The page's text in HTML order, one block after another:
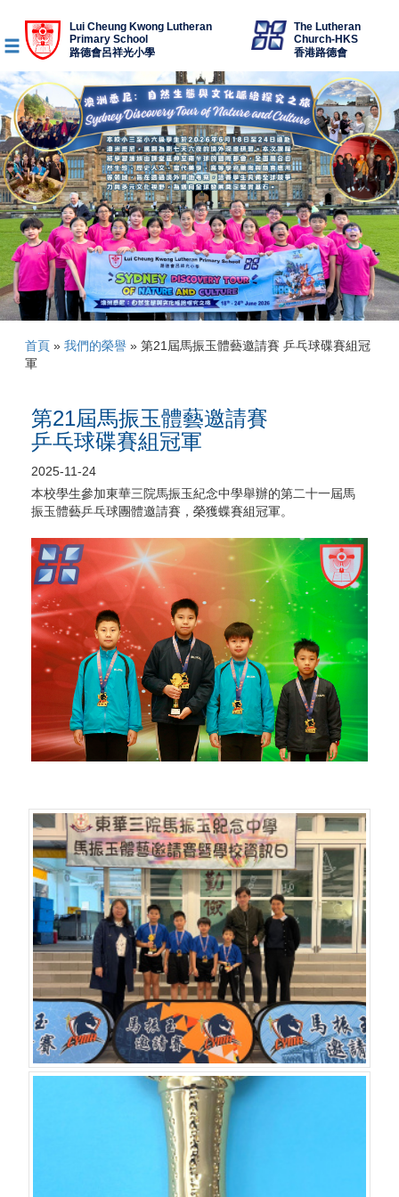
Lui Cheung Kwong Lutheran
Primary School
路德會呂祥光小學
The Lutheran
Church-HKS
香港路德會
首頁» 我們的榮譽» 第21屆馬振玉體藝邀請賽 乒乓球碟賽組冠
軍
第21屆馬振玉體藝邀請賽
乒乓球碟賽組冠軍
2025-11-24
本校學生參加東華三院馬振玉紀念中學舉辦的第二十一屆馬
振玉體藝乒乓球團體邀請賽，榮獲蝶賽組冠軍。